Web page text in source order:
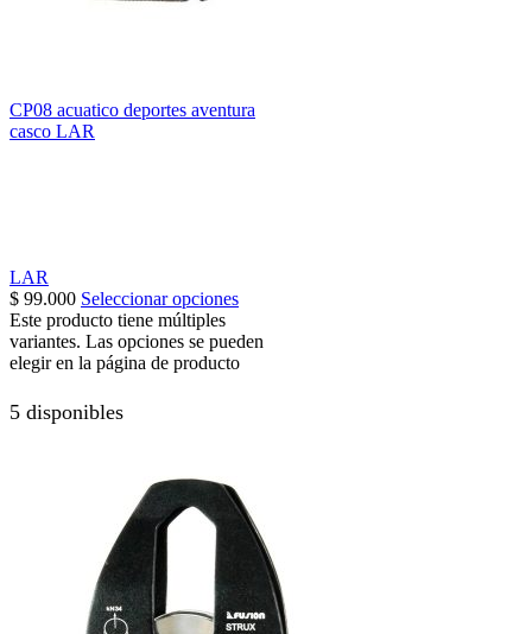
CP08 acuatico deportes aventura
casco LAR
LAR
$ 99.000 Seleccionar opciones
Este producto tiene múltiples
variantes. Las opciones se pueden
elegir en la página de producto
5 disponibles